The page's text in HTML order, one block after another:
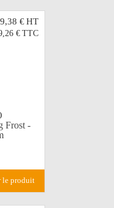
€HT
€ TTC
Frost -
le produit